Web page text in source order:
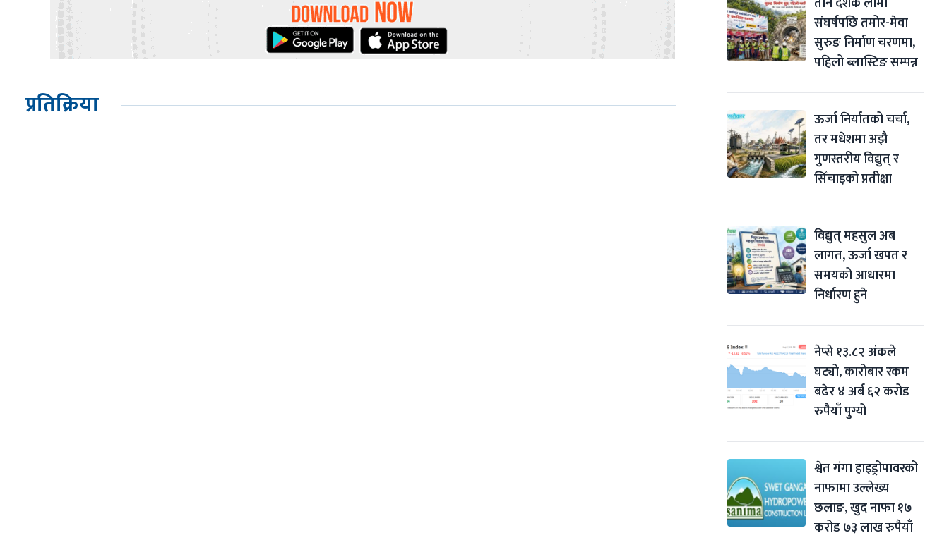
प्रतिक्रिया
संघर्षपछि तमोर-मेवा
सुरुङ निर्माण चरणमा,
पहिलो ब्लास्टिङ सम्पन्न
ऊर्जा निर्यातको चर्चा,
तर मधेशमा अझै
गुणस्तरीय विद्युत् र
सिँचाइको प्रतीक्षा
विद्युत् महसुल अब
लागत, ऊर्जा खपत र
समयको आधारमा
निर्धारण हुने
नेप्से १३.८२ अंकले
घट्यो, कारोबार रकम
बढेर ४ अर्ब ६२ करोड
रुपैयाँ पुग्यो
श्वेत गंगा हाइड्रोपावरको
नाफामा उल्लेख्य
छलाङ, खुद नाफा १७
करोड ७३ लाख रुपैयाँ